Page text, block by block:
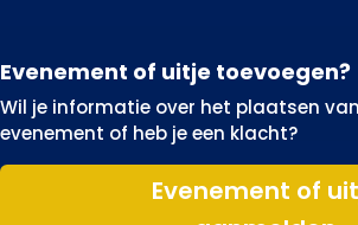
Evenement of uitje toevoegen?
Wil je informatie over het plaatsen
evenement of heb je een klacht?
Evenement of